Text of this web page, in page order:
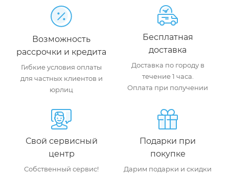
Возможность
рассрочки и кредита
Гибкие условия оплаты
для частных клиентов и
юрлиц
Бесплатная
доставка
Доставка по городу в
течение 1 часа.
Оплата при получении
Свой сервисный
центр
Собственный сервис!
Подарки при
покупке
Дарим подарки и скидки